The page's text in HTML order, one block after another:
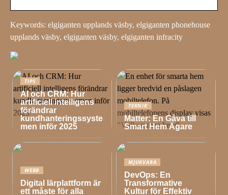
Keywords: elgiganten upplands väsby, elgiganten phonehouse
upplands väsby, elgiganten väsby, elgiganten infracity
TIPS
AI och CRM: Hur
artificiell intelligens
förändrar
kundhanteringssyste
men inför 2025
TEKNIK
Matter: En Gåva till
Smart Hem Ägare
WEBB
Digital lärplattform är
ett måste för alla
MJUKVARA
DevOps: En
Transformative
Kultur för Effektiv